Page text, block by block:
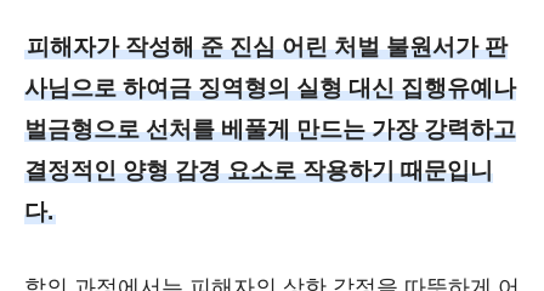
피해자가 작성해 준 진심 어린 처벌 불원서가 판
사님으로 하여금 징역형의 실형 대신 집행유예나
벌금형으로 선처를 베풀게 만드는 가장 강력하고
결정적인 양형 감경 요소로 작용하기 때문입니
다.